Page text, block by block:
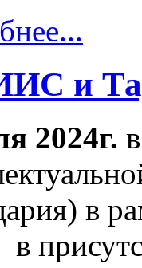
и
2024г.
в